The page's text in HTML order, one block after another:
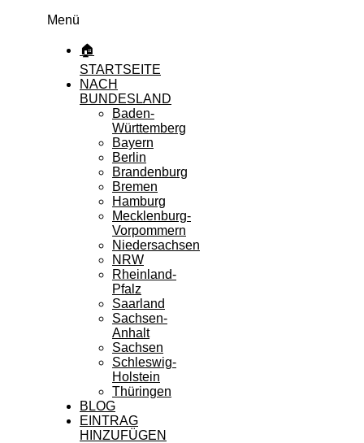
Menü
🏠
STARTSEITE
NACH
BUNDESLAND
Baden-
Württemberg
Bayern
Berlin
Brandenburg
Bremen
Hamburg
Mecklenburg-
Vorpommern
Niedersachsen
NRW
Rheinland-
Pfalz
Saarland
Sachsen-
Anhalt
Sachsen
Schleswig-
Holstein
Thüringen
BLOG
EINTRAG
HINZUFÜGEN